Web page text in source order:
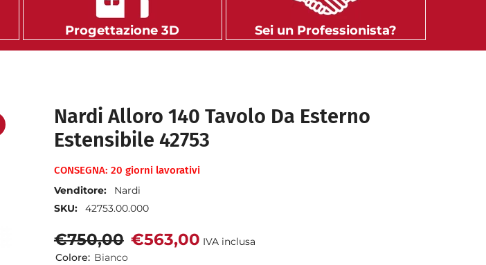
Progettazione 3D Sei un Professionista?
Nardi Alloro 140 Tavolo Da Esterno
Estensibile 42753
CONSEGNA: 20 giorni lavorativi
Venditore:
Nardi
SKU:
42753.00.000
€750,00 €563,00 IVA inclusa
Colore: Bianco